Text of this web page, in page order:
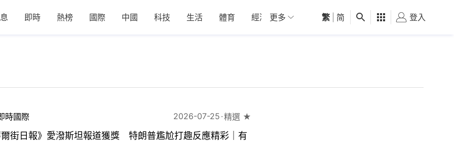
即時 熱榜 國際 中國 科技 生活 體育 經濟 01深圳 觀點 健康 好食玩飛
更多 繁 简 登入
時國際 2026-07-25 精選 ★
街日報》愛潑斯坦報道獲獎 特朗普尷尬打趣反應精彩｜有